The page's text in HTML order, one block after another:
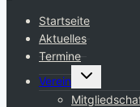
Startseite
Aktuelles
Termine
Verein
Untermenü